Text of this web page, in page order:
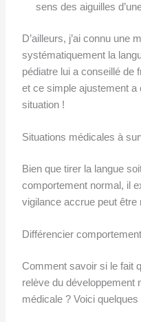
sens des aiguilles
D’ailleurs, j’ai connu une
systématiquement la
pédiatre lui a conseillé de
et ce simple ajustement a
situation !
Situations médicales à
Bien que tirer la langue
comportement normal, il
vigilance accrue peut être
Différencier
Comment savoir si le fait
relève du développement
médicale ? Voici